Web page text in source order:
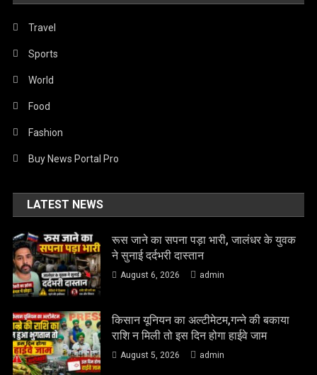
Travel
Sports
World
Food
Fashion
Buy News Portal Pro
LATEST NEWS
रूस जाने का सपना पड़ा भारी, जालंधर के युवक
ने सुनाई दर्दभरी दास्तान
August 6, 2026 admin
किसान यूनियन का अल्टीमेटम,गन्ने की बकाया
राशि न मिली तो इस दिन होगा हाईवे जाम
August 5, 2026 admin